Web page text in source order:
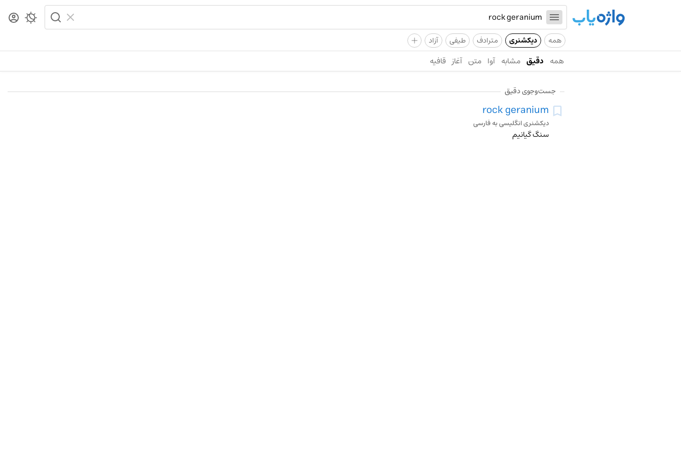
همه دیکشنری مترادف طیفی آزاد +
همه دقیق مشابه آوا متن آغاز قافیه
جست‌وجوی دقیق
rock geranium
دیکشنری انگلیسی به فارسی
سنگ گیانیم